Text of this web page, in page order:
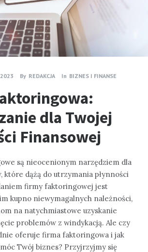
By REDAKCJA In BIZNES I FINANSE
dla Twojej
Finansowej
są nieocenionym narzędziem dla
które dążą do utrzymania płynności
firmy faktoringowej jest
kupno niewymagalnych należności,
na natychmiastowe uzyskanie
problemów z windykacją. Ale czy
oferuje firma faktoringowa i jak
Twój biznes? Przyjrzyjmy się